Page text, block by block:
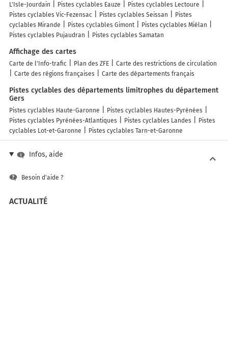
L'Isle-Jourdain
Pistes cyclables Eauze
Pistes cyclables Lectoure
Pistes cyclables Vic-Fezensac
Pistes cyclables Seissan
Pistes
cyclables Mirande
Pistes cyclables Gimont
Pistes cyclables Miélan
Pistes cyclables Pujaudran
Pistes cyclables Samatan
Affichage des cartes
Carte de l'Info-trafic Plan des ZFE
Carte des restrictions de circulation
Carte des régions françaises
Carte des départements français
Pistes cyclables des départements limitrophes du département
Gers
Pistes cyclables Haute-Garonne
Pistes cyclables Hautes-Pyrénées
Pistes cyclables Pyrénées-Atlantiques
Pistes cyclables Landes
Pistes
cyclables Lot-et-Garonne
Pistes cyclables Tarn-et-Garonne
Infos, aide
Besoin d'aide ?
ACTUALITÉ